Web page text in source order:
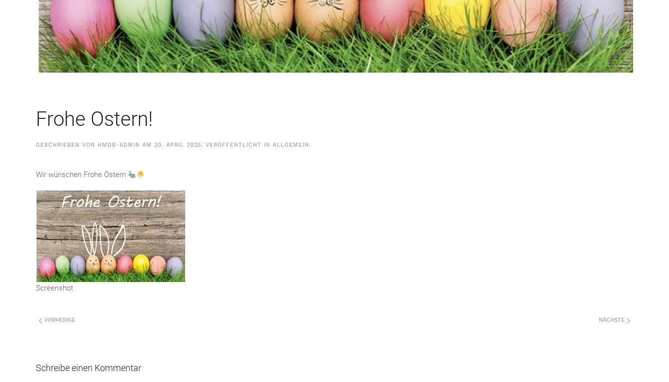
Frohe Ostern!
GESCHRIEBEN VON HMDB-ADMIN AM 20. APRIL 2025. VERÖFFENTLICHT IN ALLGEMEIN .
Wir wünschen Frohe Ostern
Screenshot
VORHERIGE NÄCHSTE
Schreibe einen Kommentar